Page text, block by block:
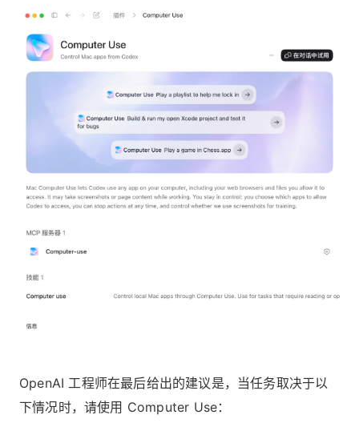
OpenAI 工程师在最后给出的建议是，当任务取决于以
下情况时，请使用 Computer Use：